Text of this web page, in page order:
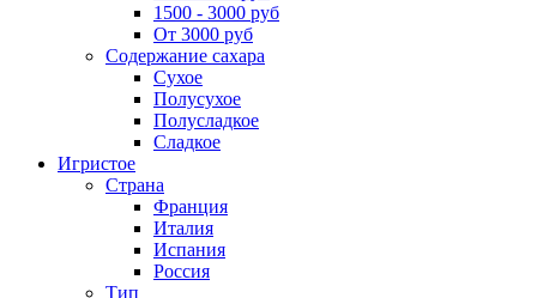
1500 - 3000 руб
От 3000 руб
Содержание сахара
Сухое
Полусухое
Полусладкое
Сладкое
Игристое
Страна
Франция
Италия
Испания
Россия
Тип